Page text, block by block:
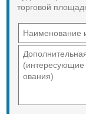
торговой